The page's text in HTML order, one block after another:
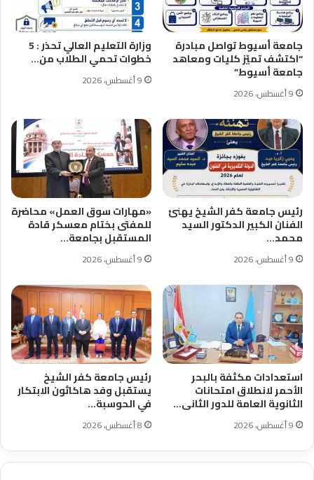
جامعة أسيوط تواصل مبادرة
“اكتشف تميّز كليات ومعاهد
جامعة أسيوط”
9 أغسطس، 2026
وزارة التعليم العالي تحذر : 5
خطوات تحمي الطلاب من…
9 أغسطس، 2026
رئيس جامعة كفر الشيخ يهنئ
الفنان الكبير الدكتور السيد
محمد…
9 أغسطس، 2026
«مهارات سوق العمل» محاضرة
للمفتى بختام معسكر قادة
المستقبل بجامعة…
9 أغسطس، 2026
استعدادات مكثفة بالبحر
الأحمر لانطلاق امتحانات
الثانوية العامة للدور الثانى…
9 أغسطس، 2026
رئيس جامعة كفر الشيخ
يستقبل وفد هاكاثون الابتكار
في الحوسبة…
8 أغسطس، 2026